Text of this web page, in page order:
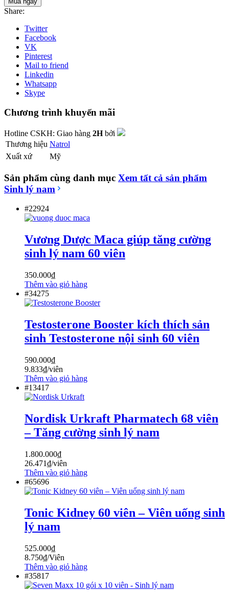
Share:
Twitter
Facebook
VK
Pinterest
Mail to friend
Linkedin
Whatsapp
Skype
Chương trình khuyến mãi
Hotline CSKH: Giao hàng 2Hbởi
Thương hiệu Natrol
Xuất xứ
Mỹ
Sản phẩm cùng danh mục Xem tất cả sản phẩm
Sinh lý nam
#22924
Vương Dược Maca giúp tăng cường
sinh lý nam 60 viên
350.000₫
Thêm vào giỏ hàng
#34275
Testosterone Booster kích thích sản
sinh Testosterone nội sinh 60 viên
590.000₫
9.833₫/viên
Thêm vào giỏ hàng
#13417
Nordisk Urkraft Pharmatech 68 viên
– Tăng cường sinh lý nam
1.800.000₫
26.471₫/viên
Thêm vào giỏ hàng
#65696
Tonic Kidney 60 viên – Viên uống sinh
lý nam
525.000₫
8.750₫/Viên
Thêm vào giỏ hàng
#35817